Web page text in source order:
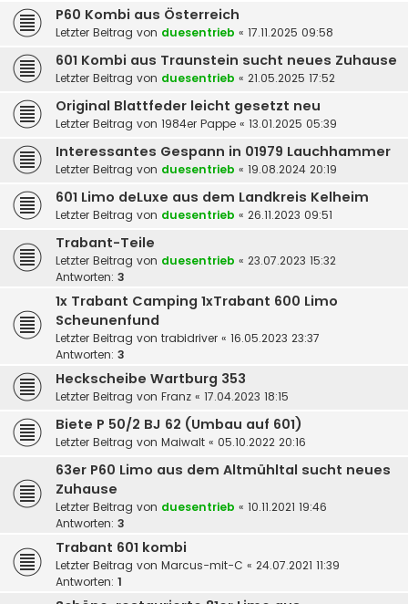
P60 Kombi aus Österreich
Letzter Beitrag von duesentrieb « 17.11.2025 09:58
601 Kombi aus Traunstein sucht neues Zuhause
Letzter Beitrag von duesentrieb « 21.05.2025 17:52
Original Blattfeder leicht gesetzt neu
Letzter Beitrag von 1984er Pappe « 13.01.2025 05:39
Interessantes Gespann in 01979 Lauchhammer
Letzter Beitrag von duesentrieb « 19.08.2024 20:19
601 Limo deLuxe aus dem Landkreis Kelheim
Letzter Beitrag von duesentrieb « 26.11.2023 09:51
Trabant-Teile
Letzter Beitrag von duesentrieb « 23.07.2023 15:32
Antworten: 3
1x Trabant Camping 1xTrabant 600 Limo
Scheunenfund
Letzter Beitrag von trabidriver « 16.05.2023 23:37
Antworten: 3
Heckscheibe Wartburg 353
Letzter Beitrag von Franz « 17.04.2023 18:15
Biete P 50/2 BJ 62 (Umbau auf 601)
Letzter Beitrag von Maiwalt « 05.10.2022 20:16
63er P60 Limo aus dem Altmühltal sucht neues
Zuhause
Letzter Beitrag von duesentrieb « 10.11.2021 19:46
Antworten: 3
Trabant 601 kombi
Letzter Beitrag von Marcus-mit-C « 24.07.2021 11:39
Antworten: 1